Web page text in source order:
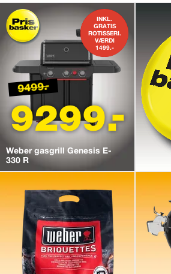
9499.-
9299.-
Weber gasgrill Genesis E-
330 R
INKL.
GRATIS
ROTISSERI.
VÆRDI
1499.-